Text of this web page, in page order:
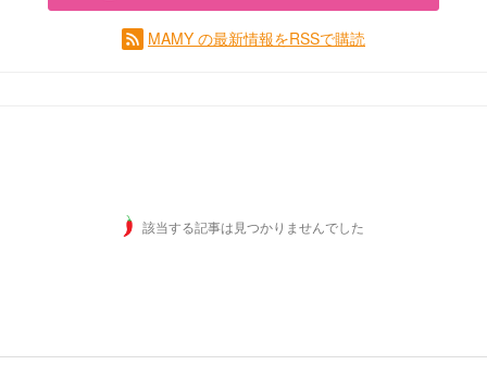
MAMY の最新情報をRSSで購読
該当する記事は見つかりませんでした